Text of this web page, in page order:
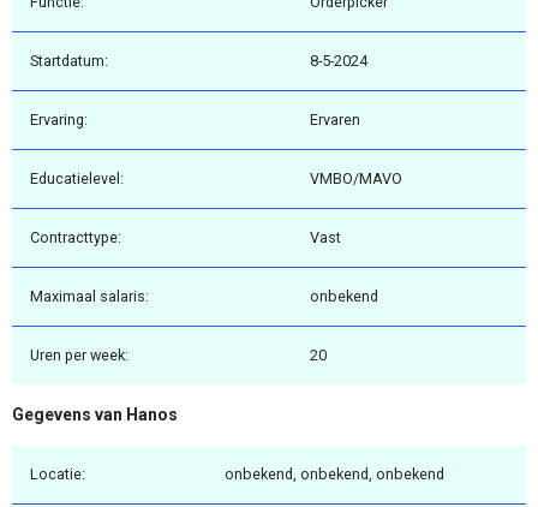
Startdatum: 8-5-2024
Ervaring: Ervaren
Educatielevel: VMBO/MAVO
Contracttype: Vast
Maximaal salaris: onbekend
Uren per week: 20
Gegevens van Hanos
Locatie: onbekend, onbekend, onbekend